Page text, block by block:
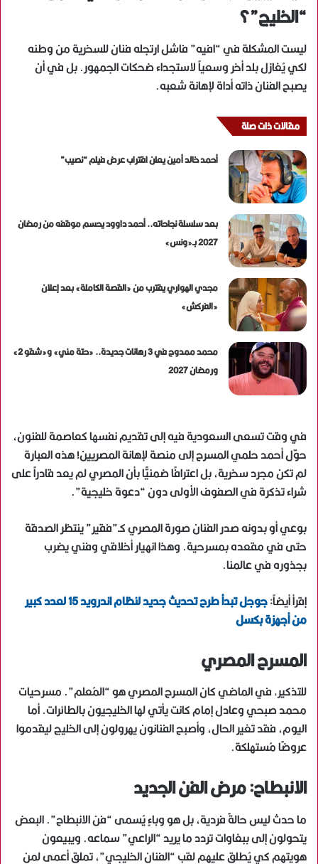
“الخليج”؟
ليست المشكلة في “افيه” فاشل ارتجله فنان للسخرية من وطنه
لكي يُغازل بلد أخر وسعياً لاستجداء ضحكات الجمهور. بل في أن
يصبح الفنان ذاته أداة لإهانة شعبه.
مقالات ذات صلة
أحمد خالد أمين يعلن اقتراب عرض فيلم “نصيب”
بعد سلسلة نجاحاته.. أحمد داوود يحسم موقفه من رمضان
2027 بـ«ونس»
مجدي الهواري يقترب من «القصة الكاملة» بعد إعلان
«الفركش»
محمد ممدوح في 3 رهانات جديدة.. «حتة مني» و«شقو 2»
ورمضان 2027
في وقت تسعى السعودية فيه إلى تقديم نفسها كعاصمة للفنون،
حوّل أحمد حلمي المسرح إلى منصة لإهانة المصريين! هذه العبارة
لم تكن مجرد سخرية، بل اعترافًا ضمنيًّا بأن المصري لم يعد قادراً على
شراء تذكرة في الصفوف الأولى دون “دعوة خليجية”.
بوعي أو بدونه صدر الفنان صورة المصري كـ”فقير” ينتظر الصدقة
حتى في مقعده بمسرحية. وهذا انهيار أخلاقي وفني يضرب
بجذوره في عالمنا.
إقرأ أيضاً:
جوجل تبدأ طرح تحديث جديد لنظام اندرويد 15 لعدد كبير
من أجهزة بكسل
المسرح المصري
للتذكير, في الماضي كان المسرح المصري هو “المُعلم”. مسرحيات
محمد صبحي وعادل إمام كانت يأتي لها الخليجيون بالطائرات. أما
اليوم، فقد تغير الحال، وأصبح الفنانون يهرولون إلى الخليج ليقدموا
عروضًا مُستهلكة.
الانبطاح: مرض الفن الجديد
ما حدث ليس حالةً فردية، بل هو وباءٍ يُسمى “فن الانبطاح”. البعض
يتحولون إلى ببغاوات تردد ما يريد “الراعي” سماعه. ويبيعون
هويتهم كي يُطلق عليهم لقب “الفنان الخليجي”، تملق أعمى لمن